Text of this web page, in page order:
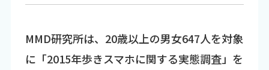
MMD研究所は、20歳以上の男女647人を対象
に「2015年歩きスマホに関する実態調査」を